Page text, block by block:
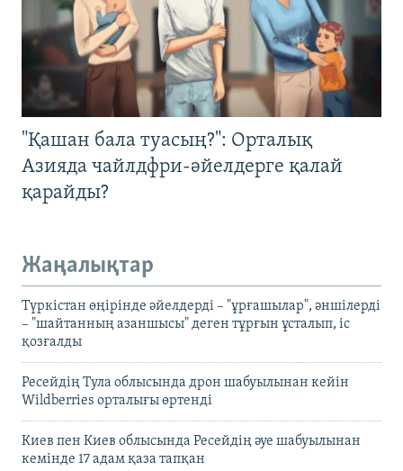
"Қашан бала туасың?": Орталық
Азияда чайлдфри-әйелдерге қалай
қарайды?
Жаңалықтар
Түркістан өңірінде әйелдерді – "ұрғашылар", әншілерді
– "шайтанның азаншысы" деген тұрғын ұсталып, іс
қозғалды
Ресейдің Тула облысында дрон шабуылынан кейін
Wildberries орталығы өртенді
Киев пен Киев облысында Ресейдің әуе шабуылынан
кемінде 17 адам қаза тапқан